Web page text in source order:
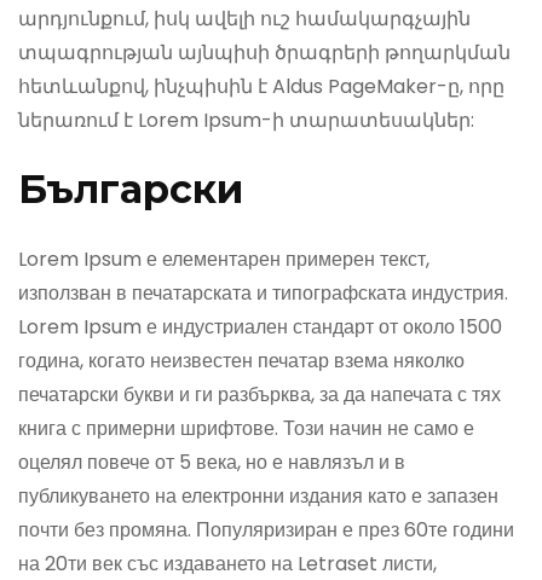
արդյունքում, իսկ ավելի ուշ համակարգչային
տպագրության այնպիսի ծրագրերի թողարկման
հետևանքով, ինչպիսին է Aldus PageMaker-ը, որը
ներառում է Lorem Ipsum-ի տարատեսակներ:
Български
Lorem Ipsum е елементарен примерен текст,
използван в печатарската и типографската индустрия.
Lorem Ipsum е индустриален стандарт от около 1500
година, когато неизвестен печатар взема няколко
печатарски букви и ги разбърква, за да напечата с тях
книга с примерни шрифтове. Този начин не само е
оцелял повече от 5 века, но е навлязъл и в
публикуването на електронни издания като е запазен
почти без промяна. Популяризиран е през 60те години
на 20ти век със издаването на Letraset листи,